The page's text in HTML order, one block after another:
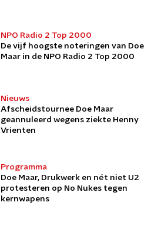
NPO Radio 2 Top 2000
De vijf hoogste noteringen van Doe
Maar in de NPO Radio 2 Top 2000
Nieuws
Afscheidstournee Doe Maar
geannuleerd wegens ziekte Henny
Vrienten
Programma
Doe Maar, Drukwerk en nét niet U2
protesteren op No Nukes tegen
kernwapens